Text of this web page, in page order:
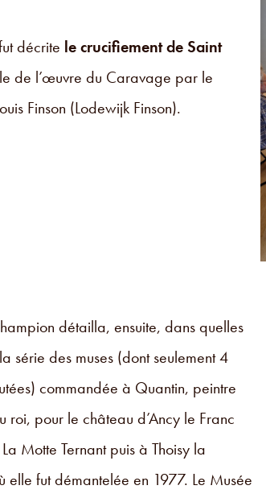
décrite le crucifiement de Saint
de l’œuvre du Caravage par le
Finson (Lodewijk Finson).
détailla, ensuite, dans quelles
série des muses (dont seulement 4
commandée à Quantin, peintre
roi, pour le château d’Ancy le Franc
Motte Ternant puis à Thoisy la
elle fut démantelée en 1977. Le Musée